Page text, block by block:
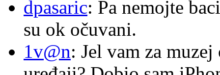
dpasaric: Pa nemojte
su ok očuvani.
1v@n: Jel vam za